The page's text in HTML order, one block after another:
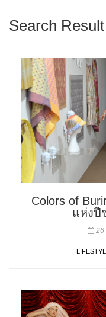
Search Result
Colors of
แห่งปี
26